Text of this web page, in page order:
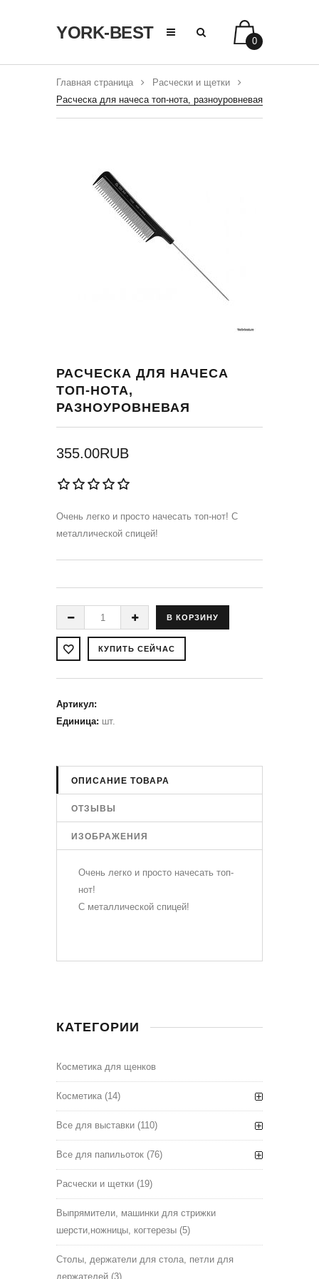
YORK-BEST 0
Главная страница
Расчески и щетки
Расческа для начеса топ-нота, разноуровневая
РАСЧЕСКА ДЛЯ НАЧЕСА
ТОП-НОТА,
РАЗНОУРОВНЕВАЯ
355.00RUB
Очень легко и просто начесать топ-нот! С
металлической спицей!
Артикул:
Единица: шт.
ОПИСАНИЕ ТОВАРА
ОТЗЫВЫ
ИЗОБРАЖЕНИЯ
Очень легко и просто начесать топ-
нот!
С металлической спицей!
КАТЕГОРИИ
Косметика для щенков
Косметика (14)
Все для выставки (110)
Все для папильоток (76)
Расчески и щетки (19)
Выпрямители, машинки для стрижки
шерсти,ножницы, когтерезы (5)
Столы, держатели для стола, петли для
держателей (3)